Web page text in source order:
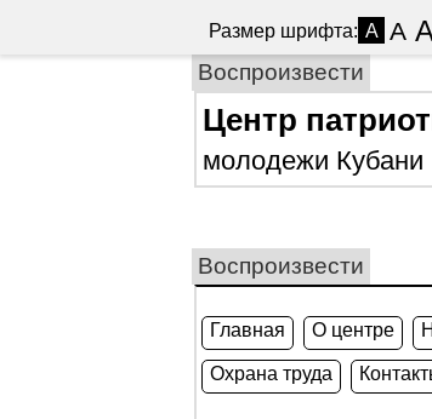
Размер шрифта: A A
Воспроизвести
Центр
молодежи Кубани
Воспроизвести
Главная О центре
Охрана труда